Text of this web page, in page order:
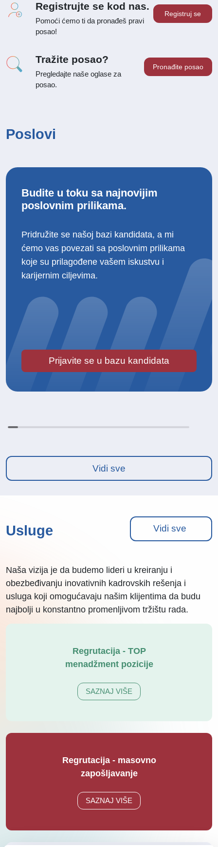
Registrujte se kod nas.
Pomoći ćemo ti da pronađeš pravi
posao!
Registruj se
Tražite posao?
Pregledajte naše oglase za
posao.
Pronađite posao
Poslovi
Budite u toku sa najnovijim
poslovnim prilikama.
Pridružite se našoj bazi kandidata, a mi
ćemo vas povezati sa poslovnim prilikama
koje su prilagođene vašem iskustvu i
karijernim ciljevima.
Prijavite se u bazu kandidata
Vidi sve
Usluge Vidi sve
Naša vizija je da budemo lideri u kreiranju i
obezbeđivanju inovativnih kadrovskih rešenja i
usluga koji omogućavaju našim klijentima da budu
najbolji u konstantno promenljivom tržištu rada.
Regrutacija - TOP
menadžment pozicije
SAZNAJ VIŠE
Regrutacija - masovno
zapošljavanje
SAZNAJ VIŠE